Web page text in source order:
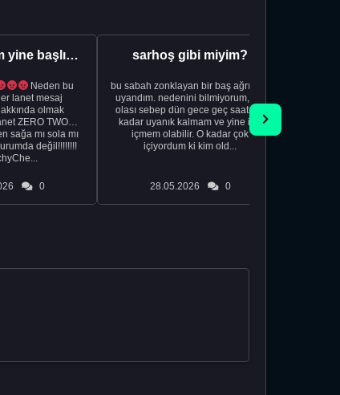
Aman Tanrım yine başlıyoruz..
Neden bu
lanet mesaj
olmak
ZERO TWO
sağa mı sola mı
değil!!!!!!!!
0
sarhoş gibi miyim?
bu sabah zonklayan bir baş ağrısıyla
uyandım. nedenini bilmiyorum, tek
olası sebep dün gece geç saatlere
kadar uyanık kalmam ve yine içki
içmem olabilir. O kadar çok
içiyordum ki kim old...
28.05.2026 0